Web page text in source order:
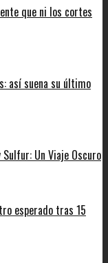
que ni los cortes
así suena su último
Un Viaje Oscuro
esperado tras 15